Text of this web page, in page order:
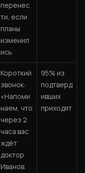
перенес
ти, если
планы
изменил
ись
Короткий
звонок:
«Напоми
наем, что
через 2
часа вас
ждёт
доктор
Иванов.
95% из
подтверд
ивших
приходят